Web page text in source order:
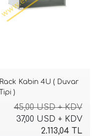
Rack Kabin 4U ( Duvar
Tipi )
45,00 USD + KDV
37,00 USD + KDV
2.113,04 TL